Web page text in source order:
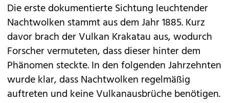
Die erste dokumentierte Sichtung leuchtender
Nachtwolken stammt aus dem Jahr 1885. Kurz
davor brach der Vulkan Krakatau aus, wodurch
Forscher vermuteten, dass dieser hinter dem
Phänomen steckte. In den folgenden Jahrzehnten
wurde klar, dass Nachtwolken regelmäßig
auftreten und keine Vulkanausbrüche benötigen.